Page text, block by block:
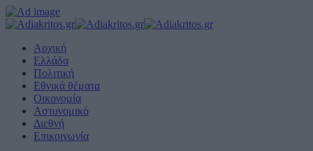
Αρχική
Ελλάδα
Πολιτική
Εθνικά θέματα
Οικονομία
Αστυνομικό
Διεθνή
Επικοινωνία